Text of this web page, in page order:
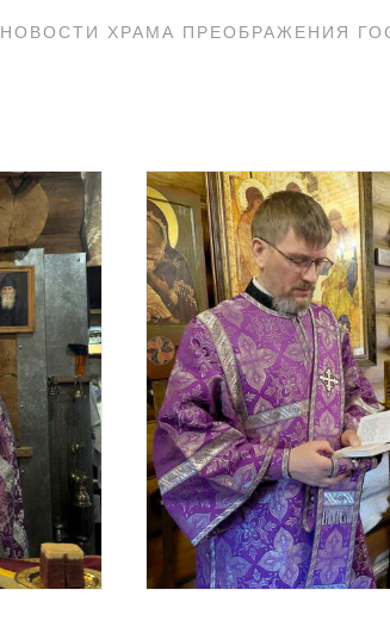
НОВОСТИ ХРАМА ПРЕОБРАЖЕНИЯ